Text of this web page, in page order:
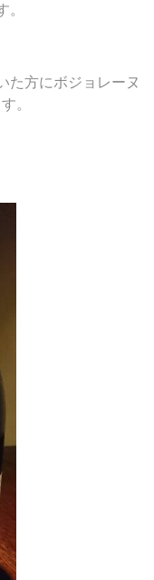
。
た方にボジョレーヌ
。